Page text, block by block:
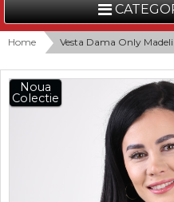
FEMEI
BARBATI
INCALTAMINTE DAMA
ACCESORII DAMA
COLECTIA NOUA
Home Vesta Dama Only
Noua
Colectie